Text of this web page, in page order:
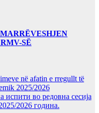
SË
në afatin e rregullt të
2025/2026
во редовна сесија
2026 година.